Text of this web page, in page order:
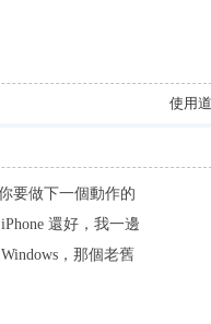
使用
要做下一個動作的
還好，我一邊
，那個老舊